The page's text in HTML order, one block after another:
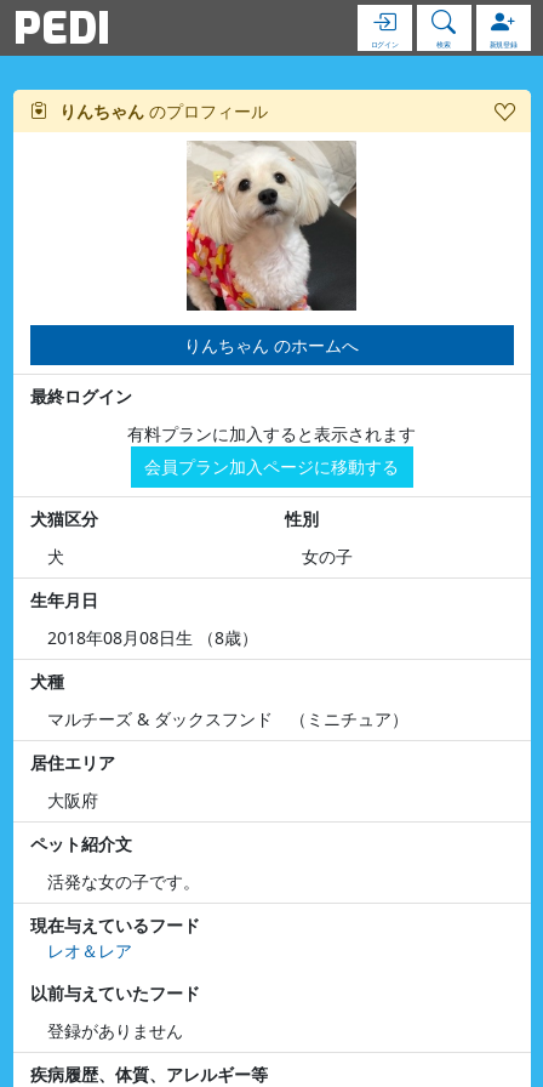
PEDI ログイン 検索 新規登録
りんちゃん のプロフィール
りんちゃん のホームへ
最終ログイン
有料プランに加入すると表示されます
会員プラン加入ページに移動する
犬猫区分
犬
性別
女の子
生年月日
2018年08月08日生 （8歳）
犬種
マルチーズ & ダックスフンド （ミニチュア）
居住エリア
大阪府
ペット紹介文
活発な女の子です。
現在与えているフード
レオ＆レア
以前与えていたフード
登録がありません
疾病履歴、体質、アレルギー等